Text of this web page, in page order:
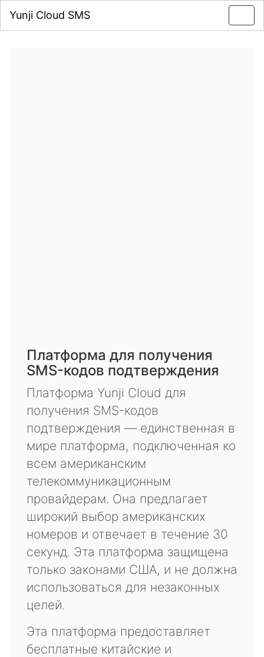
Yunji Cloud SMS
Платформа для получения
SMS-кодов подтверждения
Платформа Yunji Cloud для
получения SMS-кодов
подтверждения — единственная в
мире платформа, подключенная ко
всем американским
телекоммуникационным
провайдерам. Она предлагает
широкий выбор американских
номеров и отвечает в течение 30
секунд. Эта платформа защищена
только законами США, и не должна
использоваться для незаконных
целей.
Эта платформа предоставляет
бесплатные китайские и